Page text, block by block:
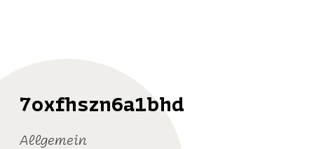
7oxfhszn6a1bhd
Allgemein